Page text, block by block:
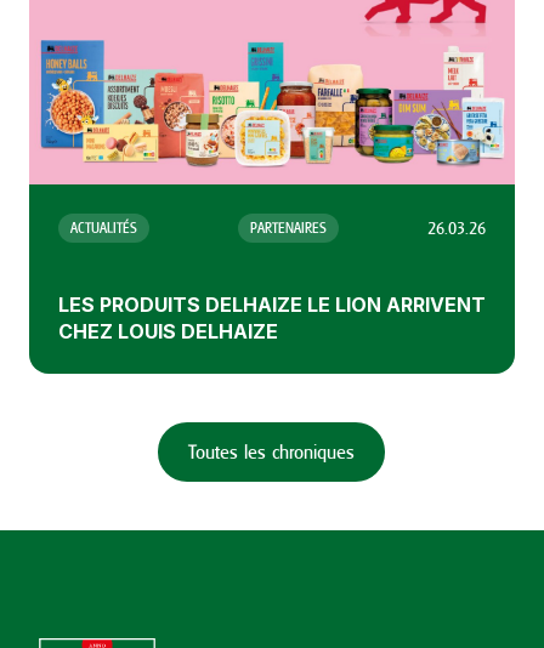
FOOD ACTUALITÉS 10.02.26
IDÉES POUR UNE SAINT-VALENTIN
Toutes les chroniques